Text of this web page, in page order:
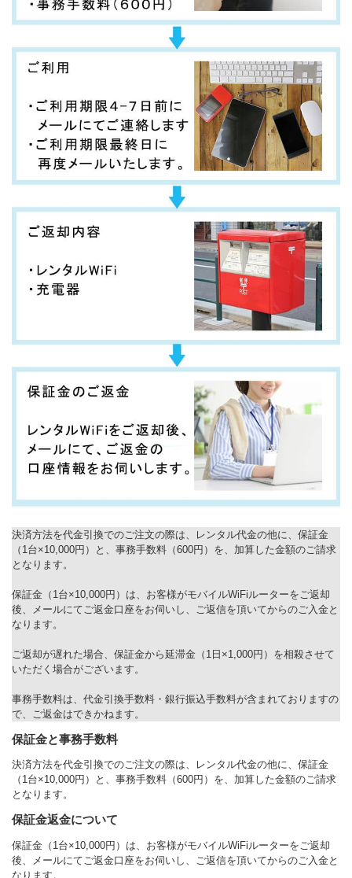
決済方法を代金引換でのご注文の際は、レンタル代金の他に、保証金
（1台×10,000円）と、事務手数料（600円）を、加算した金額のご請求
となります。
保証金（1台×10,000円）は、お客様がモバイルWiFiルーターをご返却
後、メールにてご返金口座をお伺いし、ご返信を頂いてからのご入金と
なります。
ご返却が遅れた場合、保証金から延滞金（1日×1,000円）を相殺させて
いただく場合がございます。
事務手数料は、代金引換手数料・銀行振込手数料が含まれておりますの
で、ご返金はできかねます。
保証金と事務手数料
決済方法を代金引換でのご注文の際は、レンタル代金の他に、保証金
（1台×10,000円）と、事務手数料（600円）を、加算した金額のご請求
となります。
保証金返金について
保証金（1台×10,000円）は、お客様がモバイルWiFiルーターをご返却
後、メールにてご返金口座をお伺いし、ご返信を頂いてからのご入金と
なります。